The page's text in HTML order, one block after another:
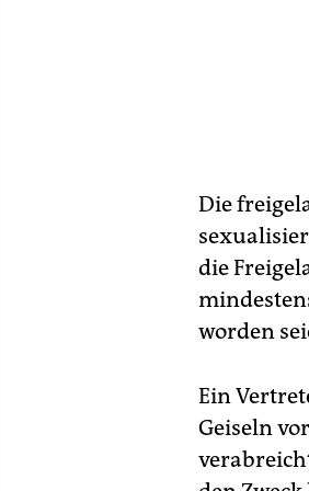
Die
die
worden
Ein
Geiseln